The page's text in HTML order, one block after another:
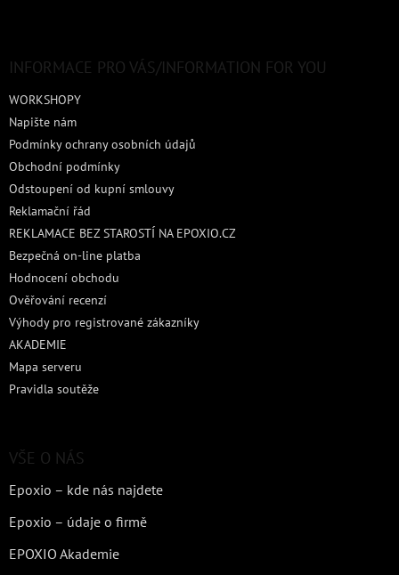
INFORMACE PRO VÁS/INFORMATION FOR YOU
WORKSHOPY
Napište nám
Podmínky ochrany osobních údajů
Obchodní podmínky
Odstoupení od kupní smlouvy
Reklamační řád
REKLAMACE BEZ STAROSTÍ NA EPOXIO.CZ
Bezpečná on-line platba
Hodnocení obchodu
Ověřování recenzí
Výhody pro registrované zákazníky
AKADEMIE
Mapa serveru
Pravidla soutěže
VŠE O NÁS
Epoxio – kde nás najdete
Epoxio – údaje o firmě
EPOXIO Akademie